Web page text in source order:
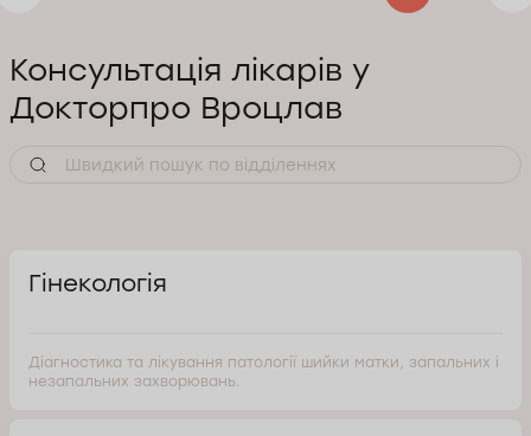
Консультація лікарів у
Докторпро Вроцлав
Гінекологія
Діагностика та лікування патології шийки матки, запальних і
незапальних захворювань.